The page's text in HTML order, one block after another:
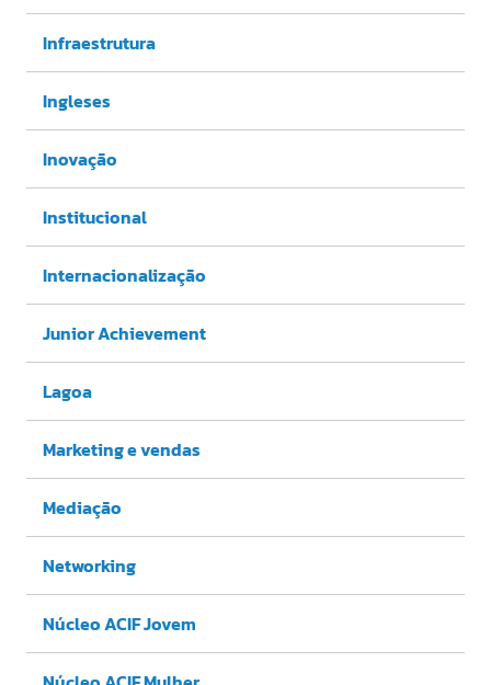
Infraestrutura
Ingleses
Inovação
Institucional
Internacionalização
Junior Achievement
Lagoa
Marketing e vendas
Mediação
Networking
Núcleo ACIF Jovem